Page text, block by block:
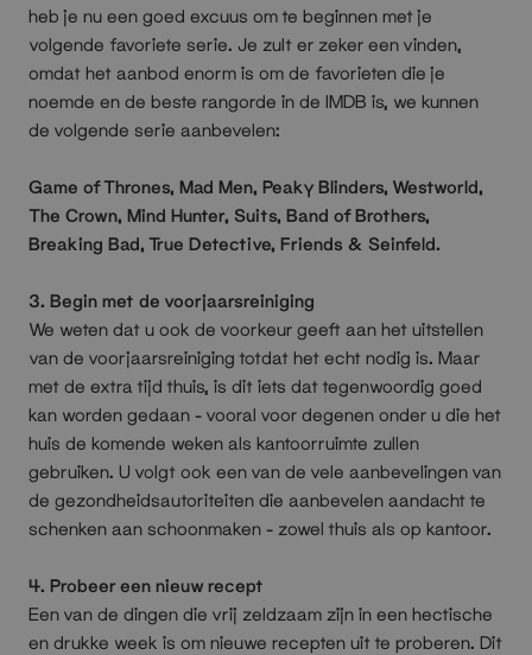
heb je nu een goed excuus om te beginnen met je
volgende favoriete serie. Je zult er zeker een vinden,
omdat het aanbod enorm is om de favorieten die je
noemde en de beste rangorde in de IMDB is, we kunnen
de volgende serie aanbevelen:
Game of Thrones, Mad Men, Peaky Blinders, Westworld,
The Crown, Mind Hunter, Suits, Band of Brothers,
Breaking Bad, True Detective, Friends & Seinfeld.
3. Begin met de voorjaarsreiniging
We weten dat u ook de voorkeur geeft aan het uitstellen
van de voorjaarsreiniging totdat het echt nodig is. Maar
met de extra tijd thuis, is dit iets dat tegenwoordig goed
kan worden gedaan - vooral voor degenen onder u die het
huis de komende weken als kantoorruimte zullen
gebruiken. U volgt ook een van de vele aanbevelingen van
de gezondheidsautoriteiten die aanbevelen aandacht te
schenken aan schoonmaken - zowel thuis als op kantoor.
4. Probeer een nieuw recept
Een van de dingen die vrij zeldzaam zijn in een hectische
en drukke week is om nieuwe recepten uit te proberen. Dit